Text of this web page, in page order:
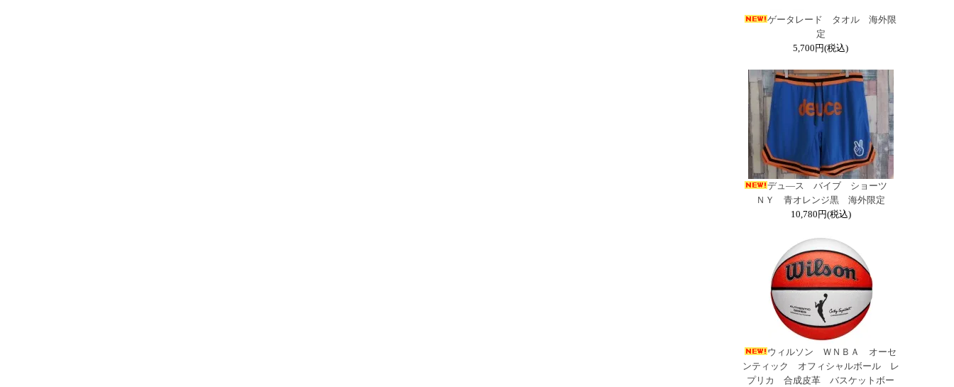
ゲータレード タオル 海外限
定
5,700円(税込)
デュ―ス バイブ ショーツ
ＮＹ 青オレンジ黒 海外限定
10,780円(税込)
ウィルソン ＷＮＢＡ オーセ
ンティック オフィシャルボール レ
プリカ 合成皮革 バスケットボー